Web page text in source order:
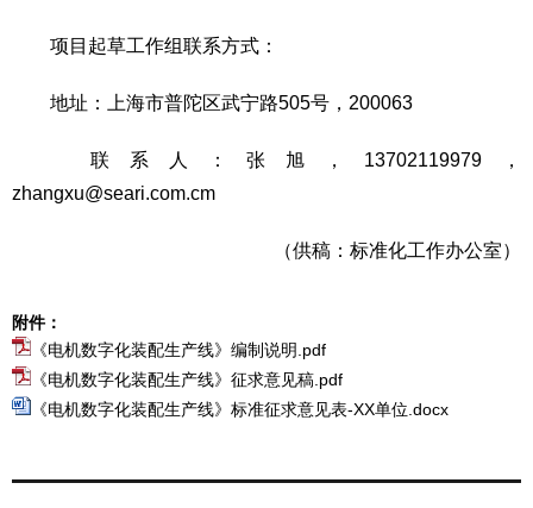
项目起草工作组联系方式：
地址：上海市普陀区武宁路505号，200063
联系人：张旭，13702119979，
zhangxu@seari.com.cm
（供稿：标准化工作办公室）
附件：
《电机数字化装配生产线》编制说明.pdf
《电机数字化装配生产线》征求意见稿.pdf
《电机数字化装配生产线》标准征求意见表-XX单位.docx